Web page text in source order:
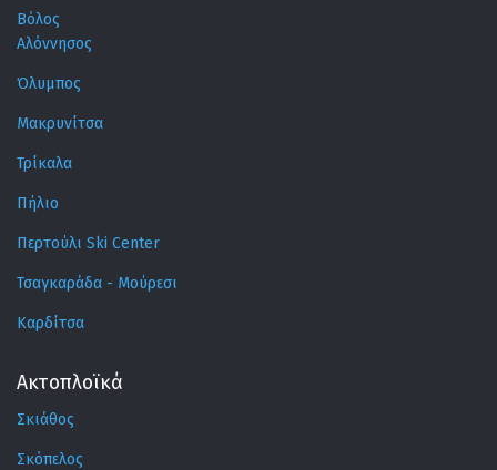
Βόλος
Αλόννησος
Όλυμπος
Μακρυνίτσα
Τρίκαλα
Πήλιο
Περτούλι Ski Center
Τσαγκαράδα - Μούρεσι
Καρδίτσα
Ακτοπλοϊκά
Σκιάθος
Σκόπελος